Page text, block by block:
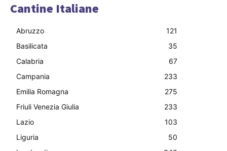
Cantine Italiane
Abruzzo
121
Basilicata
35
Calabria
67
Campania
233
Emilia Romagna
275
Friuli Venezia Giulia
233
Lazio
103
Liguria
50